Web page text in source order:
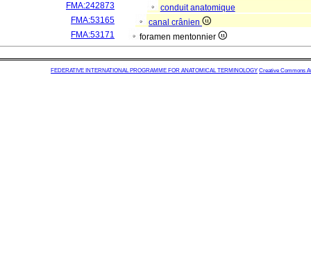
FMA:242873
conduit anatomique
FMA:53165
canal crânien
FMA:53171
foramen mentonnier
FEDERATIVE INTERNATIONAL PROGRAMME FOR ANATOMICAL TERMINOLOGY Creative Commons